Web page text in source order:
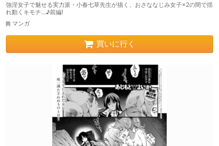
強淫女子で魅せる実力派・小春七草先生が描く、おさななじみ女子×2の間で揺
れ動くキモチ…♪前編!
マンガ
買いに行く